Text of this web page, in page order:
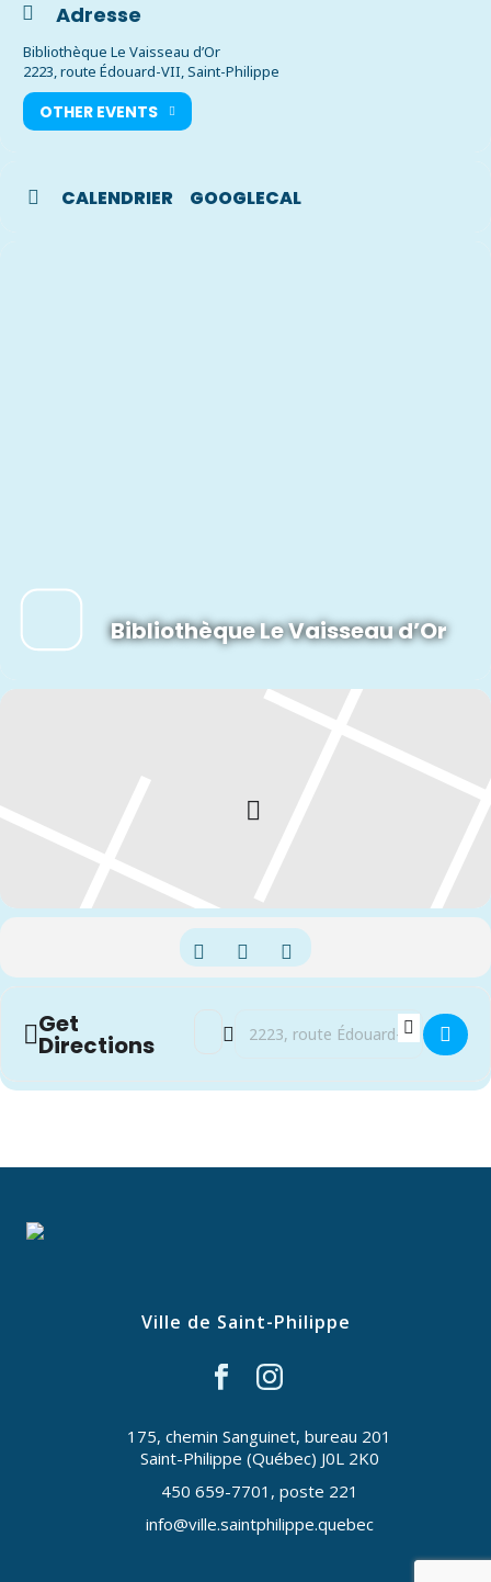
Adresse
Bibliothèque Le Vaisseau d’Or
2223, route Édouard-VII, Saint-Philippe
OTHER EVENTS
CALENDRIER GOOGLECAL
Bibliothèque Le Vaisseau d’Or
Get
Directions
Address - Club de lecture pour les
Destination Address - Club de
Ville de Saint-Philippe
175, chemin Sanguinet, bureau 201
Saint-Philippe (Québec) J0L 2K0
450 659-7701, poste 221
info@ville.saintphilippe.quebec